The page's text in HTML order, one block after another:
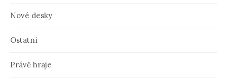
Nové desky
Ostatní
Právě hraje